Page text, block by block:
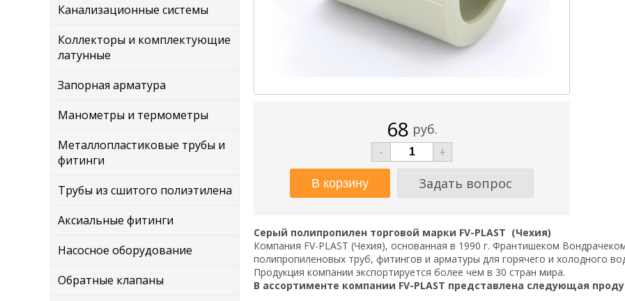
Канализационные системы
Коллекторы и комплектующие
латунные
Запорная арматура
Манометры и термометры
Металлопластиковые трубы и
фитинги
Трубы из сшитого полиэтилена
Аксиальные фитинги
Насосное оборудование
Обратные клапаны
68 руб.
-
+
Задать вопрос
Серый полипропилен торговой марки FV-PLAST (Чехия)
Компания FV-PLAST (Чехия), основанная в 1990 г. Франтишеком
полипропиленовых труб, фитингов и арматуры для горячего и холодного
Продукция компании экспортируется более чем в 30 стран мира.
В ассортименте компании FV-PLAST представлена следующая